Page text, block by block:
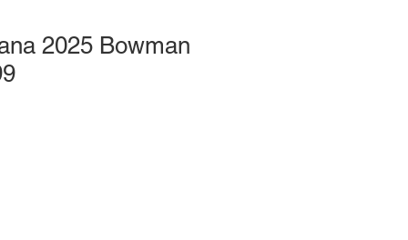
2025 Bowman